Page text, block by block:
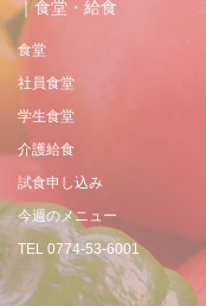
｜食堂・給食
食堂
社員食堂
学生食堂
介護給食
試食申し込み
今週のメニュー
TEL 0774-53-6001